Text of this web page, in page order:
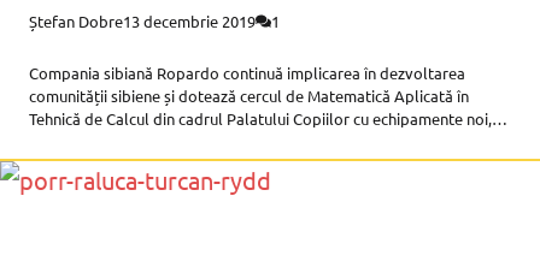
Ștefan Dobre13 decembrie 2019 1
Compania sibiană Ropardo continuă implicarea în dezvoltarea
comunității sibiene și dotează cercul de Matematică Aplicată în
Tehnică de Calcul din cadrul Palatului Copiilor cu echipamente noi,
Palatul Copiilor din